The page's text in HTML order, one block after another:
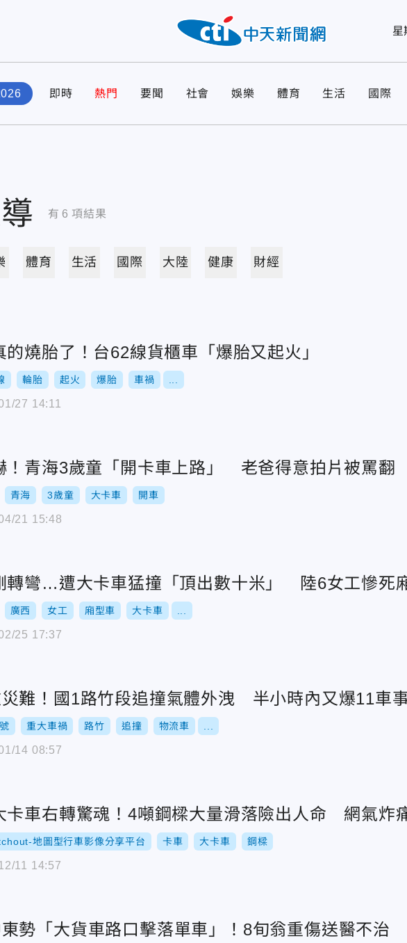
星
即時 熱門 要聞 社會 娛樂 體育 生活 國際
有 6 項結果
體育 生活 國際 大陸 健康 財經
的燒胎了！台62線貨櫃車「爆胎又起火」
輪胎 起火 爆胎 車禍
27 14:11
！青海3歲童「開卡車上路」 老爸得意拍片被罵翻
青海 3歲童 大卡車 開車
21 15:48
轉彎…遭大卡車猛撞「頂出數十米」 陸6女工慘死
廣西 女工 廂型車 大卡車
25 17:37
難！國1路竹段追撞氣體外洩 半小時內又爆11車
重大車禍 路竹 追撞 物流車
14 08:57
卡車右轉驚魂！4噸鋼樑大量滑落險出人命 網氣炸
地圖型行車影像分享平台 卡車 大卡車 鋼樑
11 14:57
勢「大貨車路口擊落單車」！8旬翁重傷送醫不治